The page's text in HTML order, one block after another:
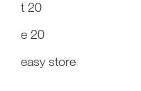
t 20
e 20
easy store